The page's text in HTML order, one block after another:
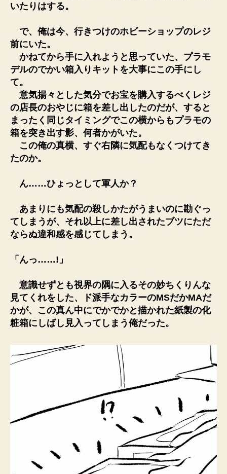
いたりはする。
で、俺は今、行きつけのホビーショップのレジ
前にいた。
かねてから手に入れようと思っていた、プラモ
デルのでかい箱入りキットを大事にこの手にし
て。
意気揚々とした気分でお宝を購入するべくレジ
の店長のおやじに箱を差し出したのだが、すると
まったく同じタイミングでこの横からもプラモの
箱を突き出す影、何者かがいた。
この俺の真横、すぐ右隣に気配もなくつけてき
たのか。
ん……ひょっとして軍人か？
あまりにも気配の殺しかたがうまいのに勘ぐっ
てしまうが、それ以上に差し出されたブツにただ
ならぬ違和感を感じてしまう。
「んっ……!」
意識せずとも視界の隅に入るその妙ちくりんな
見てくれをした、ド派手なカラーのMSだかMAだ
かが、この真ん中にでかでかと描かれた紙製の化
粧箱にしばし見入ってしまう俺だった。